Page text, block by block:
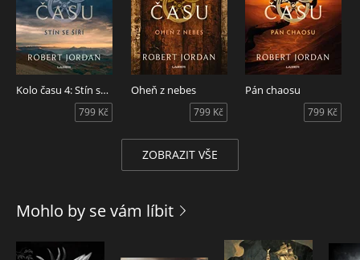
Kolo času 4: Stín se šíří
799 Kč
Oheň z nebes
799 Kč
Pán chaosu
799 Kč
ZOBRAZIT VŠE
Mohlo by se vám líbit